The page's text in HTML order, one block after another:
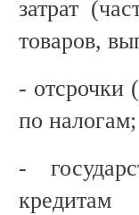
затрат
товаров,
- отсрочки
по налогам;
-